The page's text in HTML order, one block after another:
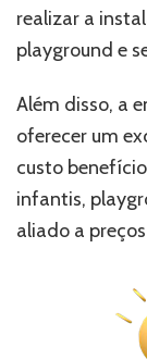
realizar a
playground e
Além disso, a
oferecer um
custo
infantis,
aliado a